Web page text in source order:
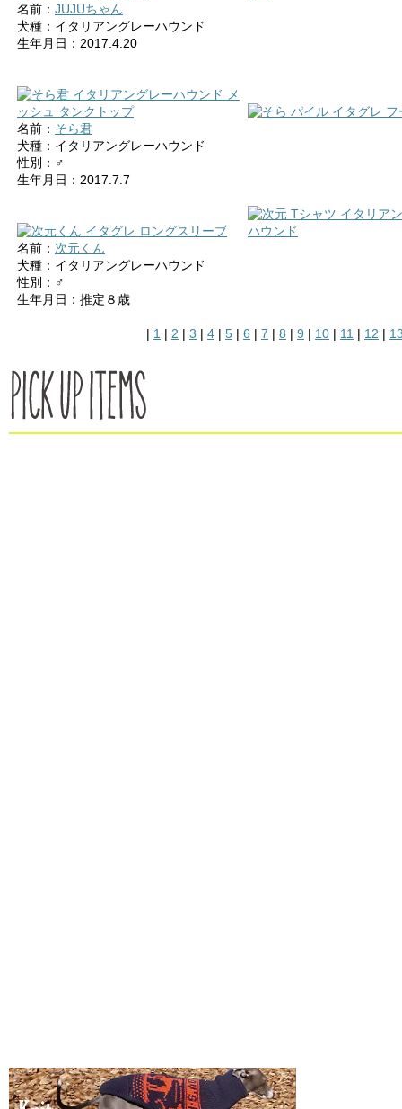
名前： JUJUちゃん
犬種：イタリアングレーハウンド
生年月日：2017.4.20
名前： そら君
犬種：イタリアングレーハウンド
性別：♂
生年月日：2017.7.7
名前： 次元くん
犬種：イタリアングレーハウンド
性別：♂
生年月日：推定８歳
| 1 | 2 | 3 | 4 | 5 | 6 | 7 | 8 | 9 | 10 | 11 | 12 |